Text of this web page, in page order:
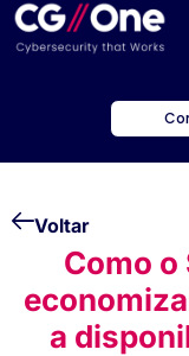
Voltar
Como o
a